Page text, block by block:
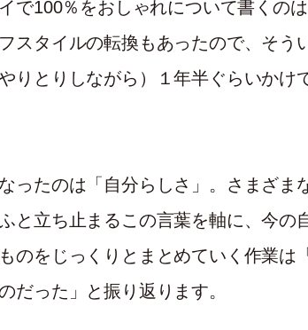
で100％をおしゃれについて書くの
スタイルの転換もあったので、そう
りとりしながら）１年半ぐらいかけ
ったのは「自分らしさ」。さまざま
と立ち止まるこの言葉を軸に、今の
のをじっくりとまとめていく作業は
だった」と振り返ります。